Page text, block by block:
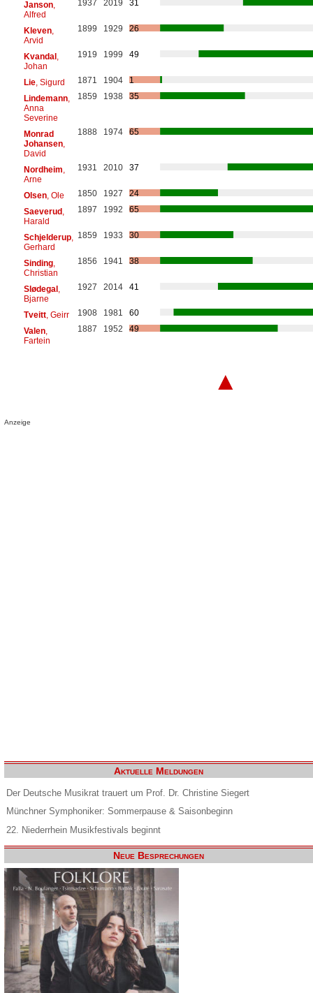
Janson,
Alfred
1937 2019 31
Kleven,
Arvid
1899 1929 26
Kvandal,
Johan
1919 1999 49
Lie, Sigurd 1871 1904
1
Lindemann,
Anna
Severine
1859 1938 35
Monrad
Johansen,
David
1888 1974 65
Nordheim
Arne
1931 2010 37
Olsen, Ole 1850 1927
24
Saeverud,
Harald
1897 1992 65
Schjelderup,
Gerhard
1859 1933 30
Sinding,
Christian
1856 1941 38
Slødegal,
Bjarne
1927 2014 41
Tveitt, Geirr 1908 1981
60
Valen,
Fartein
1887 1952 49
▲
Anzeige
Aktuelle Meldungen
Der Deutsche Musikrat trauert um Prof. Dr. Christine Siegert
Münchner Symphoniker: Sommerpause & Saisonbeginn
22. Niederrhein Musikfestivals beginnt
Neue Besprechungen